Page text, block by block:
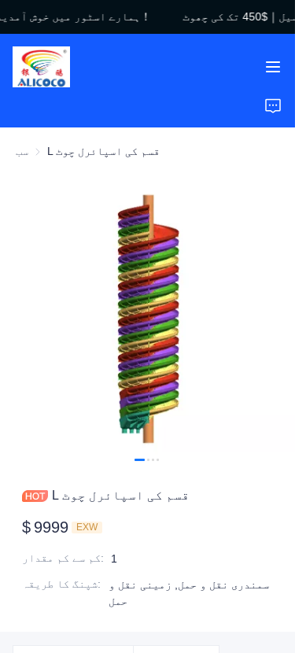
ہمارے اسٹور میں خوش آمدید！بلیک فرائیڈے سیل｜$450 تک کی چھوٹ！
ہمارے اسٹور میں خوش
سب L قسم کی اسپائرل چوٹ
L قسم کی اسپائرل چوٹ
$ 9999 EXW
کم سے کم مقدار:
1
شپنگ کا طریقہ:
سمندری نقل و حمل, زمینی نقل و
حمل
گھر
مصنوعات
ہمارے بارے میں